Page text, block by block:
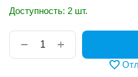
Доступность: 2 шт.
+
−